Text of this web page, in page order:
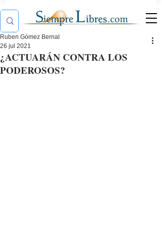
¿ACTUARÁN CONTRA LOS
PODEROSOS?
Ruben Gómez Bernal
26 jul 2021